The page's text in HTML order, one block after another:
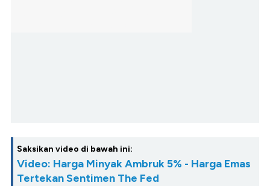
Saksikan video di bawah ini:
Video: Harga Minyak Ambruk 5% - Harga Emas
Tertekan Sentimen The Fed